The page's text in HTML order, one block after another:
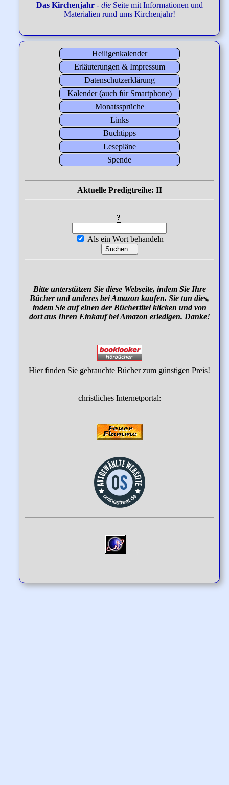
Das Kirchenjahr- dieSeite mit Informationen und
Materialien rund ums Kirchenjahr!
Heiligenkalender
Erläuterungen & Impressum
Datenschutzerklärung
Kalender (auch für Smartphone)
Monatssprüche
Links
Buchtipps
Lesepläne
Spende
Aktuelle Predigtreihe: II
?
Als ein Wort behandeln
Bitte unterstützen Sie diese Webseite, indem Sie Ihre
Bücher und anderes bei Amazon kaufen. Sie tun dies,
indem Sie auf einen der Büchertitel klicken und von
dort aus Ihren Einkauf bei Amazon erledigen. Danke!
Hier finden Sie gebrauchte Bücher zum günstigen Preis!
christliches Internetportal: